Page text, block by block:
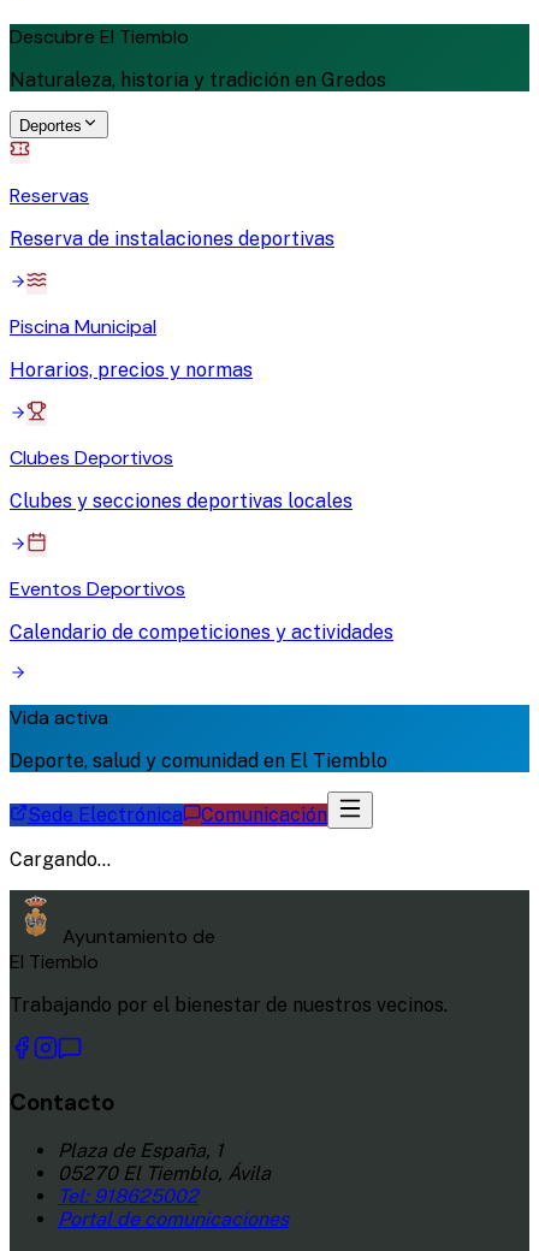
Descubre El Tiemblo
Naturaleza, historia y tradición en Gredos
Deportes
Reservas
Reserva de instalaciones deportivas
Piscina Municipal
Horarios, precios y normas
Clubes Deportivos
Clubes y secciones deportivas locales
Eventos Deportivos
Calendario de competiciones y actividades
Vida activa
Deporte, salud y comunidad en El Tiemblo
Sede Electrónica
Comunicación
Cargando...
Ayuntamiento de
El Tiemblo
Trabajando por el bienestar de nuestros vecinos.
Contacto
Plaza de España, 1
05270 El Tiemblo, Ávila
Tel: 918625002
Portal de comunicaciones